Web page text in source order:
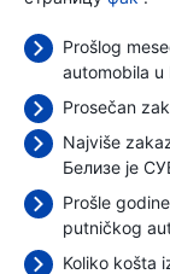
Prošlog
automobila u
Prosečan
Najviše
Белизе je
Prošle
putničkog
Koliko košta